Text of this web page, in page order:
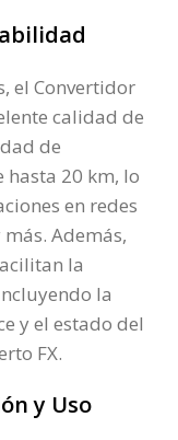
el Convertidor
calidad de
de
20 km, lo
en redes
Además,
la
la
y el estado del
FX.
y Uso